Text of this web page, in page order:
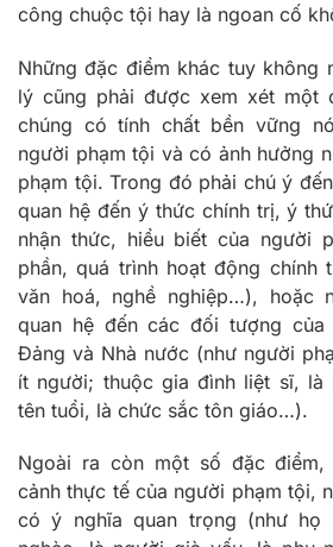
công chuộc tội hay là ngoan cố
Những đặc điểm khác tuy không
lý cũng phải được xem xét một
chúng có tính chất bền vững
người phạm tội và có ảnh hưởng
phạm tội. Trong đó phải chú ý
quan hệ đến ý thức chính trị, ý
nhận thức, hiểu biết của người
phần, quá trình hoạt động chính
văn hoá, nghề nghiệp…), hoặc
quan hệ đến các đối tượng của
Đảng và Nhà nước (như người
ít người; thuộc gia đình liệt sĩ, là
tên tuổi, là chức sắc tôn giáo…).
Ngoài ra còn một số đặc điểm,
cảnh thực tế của người phạm tội,
có ý nghĩa quan trọng (như họ